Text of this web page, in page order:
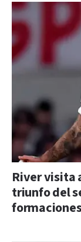
River visita
triunfo del